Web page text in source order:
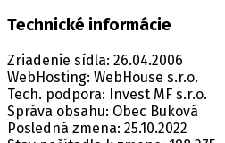
Technické informácie
Zriadenie sídla: 26.04.2006
WebHosting: WebHouse s.r.o.
Tech. podpora: Invest MF s.r.o.
Správa obsahu: Obec Buková
Posledná zmena: 25.10.2022